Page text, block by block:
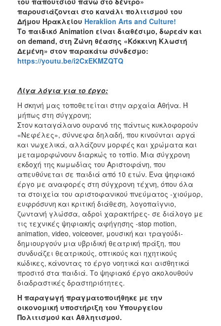
ΑΝΘΕΚΤΙΚΗ
ΠΟΛΗπαρουσιάζονται στο κανάλι πολιτισμού του
Δήμου Ηρακλείου Heraklion Arts and Culture!
Το παιδικό Animation είναι διαθέσιμο, δωρεάν και
on demand, στη Ζώνη θέασης «Κόκκινη Κλωστή
Δεμένη» στον παρακάτω σύνδεσμο:
https://youtu.be/i2CxEKMZQTQ
Λίγα λόγια για το έργο:
Η σκηνή μας τοποθετείται στην αρχαία Αθήνα. Ή
μήπως στη σύγχρονη;
Στον καταγάλανο ουρανό της πάντως κυκλοφορούν
«Νεφέλες», σύννεφα δηλαδή, που κινούνται αργά
και νωχελικά, αλλάζουν μορφές και χρώματα και
μεταμορφώνουν διαρκώς το τοπίο. Μια σύγχρονη
εκδοχή της κωμωδίας του Αριστοφάνη, που
απευθύνεται σε παιδιά από 10 ετών. Ένα ψηφιακό
έργο με αναφορές στη σύγχρονη τέχνη, όπου όλα
τα στοιχεία του αριστοφανικού πνεύματος -χιούμορ,
ευφρόσυνη και κριτική διάθεση, λογοπαίγνιο,
ζωντανή γλώσσα, αδροί χαρακτήρες- σε διάλογο με
τις τεχνικές ψηφιακής αφήγησης -stop motion,
animation, video, voiceover, μουσική και τραγούδι-
δημιουργούν μια υβριδική θεατρική πράξη, που
συνδυάζει θεατρικούς, οπτικούς και ηχητικούς
κώδικες, κάνοντας το έργο νοητικά και αισθητικά
προσιτό στα παιδιά. Το ψηφιακό έργο ακολουθούν
διαδραστικές δραστηριότητες.
Η παραγωγή πραγματοποιήθηκε με την
οικονομική υποστήριξη του Υπουργείου
Πολιτισμού και Αθλητισμού.